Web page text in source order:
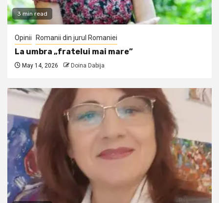
3 min read
Opinii Romanii din jurul Romaniei
La umbra „fratelui mai mare”
May 14, 2026 Doina Dabija